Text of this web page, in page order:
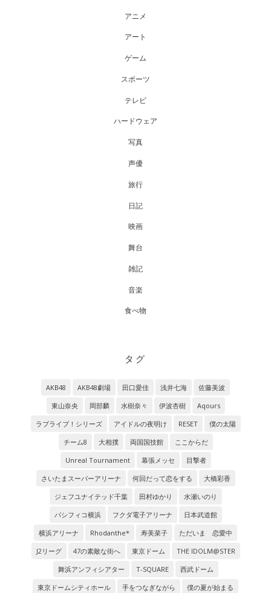
アニメ
アート
ゲーム
スポーツ
テレビ
ハードウェア
写真
声優
旅行
日記
映画
舞台
雑記
音楽
食べ物
タグ
AKB48 AKB48劇場 田口愛佳 浅井七海
佐藤美波
東山奈央
岡部麟 水樹奈々 伊波杏樹
Aqours
ラブライブ！シリーズ
アイドルの夜明け RESET
僕の太陽
チーム8
大相撲 両国国技館
ここからだ
Unreal Tournament
幕張メッセ
目撃者
さいたまスーパーアリーナ
何回だって恋をする
大橋彩香
ジェフユナイテッド千葉
田村ゆかり
水瀬いのり
パシフィコ横浜
フクダ電子アリーナ
日本武道館
横浜アリーナ
Rhodanthe* 寿美菜子
ただいま 恋愛中
J2リーグ
47の素敵な街へ 東京ドーム
THE IDOLM@STER
舞浜アンフィシアター
T-SQUARE
西武ドーム
東京ドームシティホール
手をつなぎながら 僕の夏が始まる